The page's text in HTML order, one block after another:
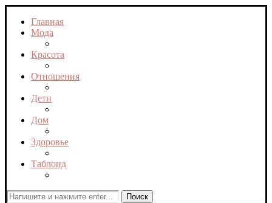
Главная
Мода
Красота
Отношения
Дети
Дом
Здоровье
Таблоид
Поиск